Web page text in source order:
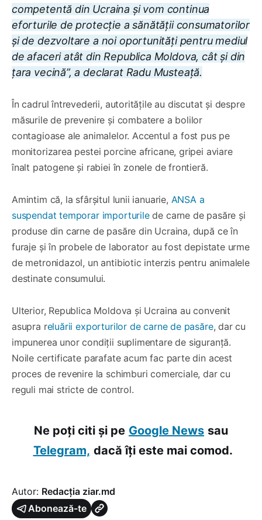
competentă din Ucraina și vom continua
eforturile de protecție a sănătății consumatorilor
și de dezvoltare a noi oportunități pentru mediul
de afaceri atât din Republica Moldova, cât și din
țara vecină”, a declarat Radu Musteață.
În cadrul întrevederii, autoritățile au discutat și despre
măsurile de prevenire și combatere a bolilor
contagioase ale animalelor. Accentul a fost pus pe
monitorizarea pestei porcine africane, gripei aviare
înalt patogene și rabiei în zonele de frontieră.
Amintim că, la sfârșitul lunii ianuarie, ANSA a
suspendat temporar importurilede carne de pasăre și
produse din carne de pasăre din Ucraina, după ce în
furaje și în probele de laborator au fost depistate urme
de metronidazol, un antibiotic interzis pentru animalele
destinate consumului.
Ulterior, Republica Moldova și Ucraina au convenit
asupra reluării exporturilor de carne de pasăre, dar cu
impunerea unor condiții suplimentare de siguranță.
Noile certificate parafate acum fac parte din acest
proces de revenire la schimburi comerciale, dar cu
reguli mai stricte de control.
Ne poți citi și pe Google News sau
Telegram, dacă îți este mai comod.
Autor: Redacția ziar.md
Abonează-te